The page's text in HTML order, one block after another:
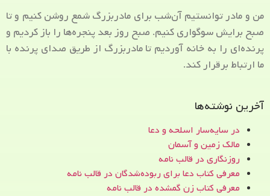
من و مادر توانستیم آن‌شب برای مادربزرگ شمع روشن کنیم و تا
صبح برایش سوگواری کنیم. صبح روز بعد پنجره‌ها را باز کردیم و
پرنده‌ای را به خانه آوردیم تا مادربزرگ از طریق صدای پرنده با
ما ارتباط برقرار کند.
آخرین نوشته‌ها
در سایه‌سار اسلحه و دعا
مالک زمین و آسمان
روزنگاری در قالب نامه
معرفی کتاب دعا برای ربوده‌شدگان در قالب نامه
معرفی کتاب زن‌ گمشده در قالب نامه